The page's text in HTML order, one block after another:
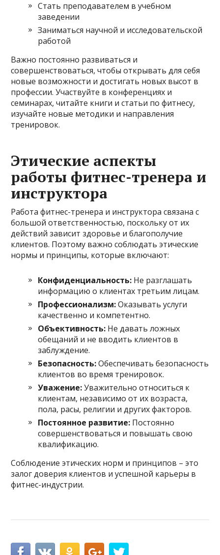
Стать преподавателем в учебном
заведении
Заниматься научной и исследовательской
работой
Важно постоянно развиваться и
совершенствоваться, чтобы открывать для себя
новые возможности и достигать новых высот в
профессии. Участвуйте в конференциях и
семинарах, читайте книги и статьи по фитнесу,
изучайте новые методики и направления
тренировок.
Этические аспекты
работы фитнес-тренера и
инструктора
Работа фитнес-тренера и инструктора связана с
большой ответственностью, поскольку от их
действий зависит здоровье и благополучие
клиентов. Поэтому важно соблюдать этические
нормы и принципы, которые включают:
Конфиденциальность: Не разглашать
информацию о клиентах третьим лицам.
Профессионализм:Оказывать услуги
качественно и компетентно.
Объективность: Не давать ложных
обещаний и не вводить клиентов в
заблуждение.
Безопасность:Обеспечивать безопасность
клиентов во время тренировок.
Уважение:Уважительно относиться к
клиентам, независимо от их возраста,
пола, расы, религии и других факторов.
Постоянное развитие: Постоянно
совершенствоваться и повышать свою
квалификацию.
Соблюдение этических норм и принципов – это
залог доверия клиентов и успешной карьеры в
фитнес-индустрии.